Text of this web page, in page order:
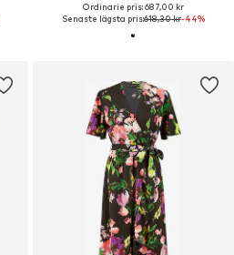
Ordinarie pris: 687,00 kr
Senaste lägsta pris:618,30 kr-44%